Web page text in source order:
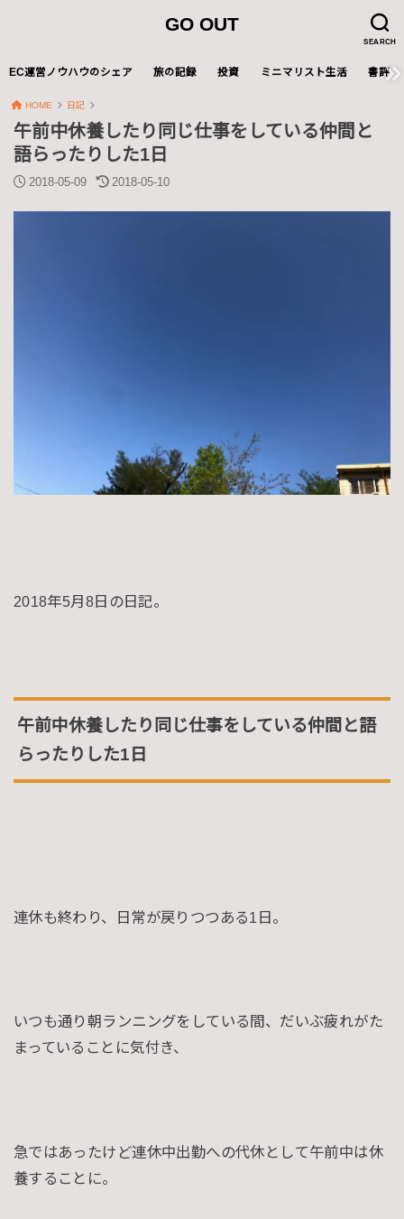
SEARCH
GO OUT
EC運営ノウハウのシェア 旅の記録 投資 ミニマリスト生活 書評
HOME 日記
午前中休養したり同じ仕事をしている仲間と
語らったりした1日
2018-05-09 2018-05-10
2018年5月8日の日記。
午前中休養したり同じ仕事をしている仲間と語
らったりした1日
連休も終わり、日常が戻りつつある1日。
いつも通り朝ランニングをしている間、だいぶ疲れがた
まっていることに気付き、
急ではあったけど連休中出勤への代休として午前中は休
養することに。